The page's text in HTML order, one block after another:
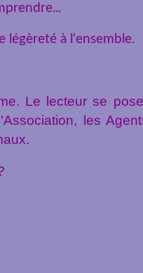
légèreté à l'ensemble.
Le lecteur se
les